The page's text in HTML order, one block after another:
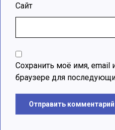
Сайт
Сохранить моё имя, email
браузере для
Отправить комментарий